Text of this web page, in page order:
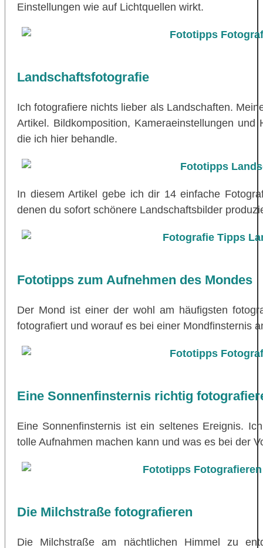
Einstellungen wie auf Lichtquellen wirkt.
Landschaftsfotografie
Ich fotografiere nichts lieber als Landschaften.
Artikel. Bildkomposition, Kameraeinstellungen
die ich hier behandle.
In diesem Artikel gebe ich dir 14 einfache
denen du sofort schönere Landschaftsbilder
Fototipps zum Aufnehmen des Mondes
Der Mond ist einer der wohl am häufigsten
fotografiert und worauf es bei einer Mondfinsternis
Eine Sonnenfinsternis richtig
Eine Sonnenfinsternis ist ein seltenes Ereignis.
tolle Aufnahmen machen kann und was es bei der
Die Milchstraße fotografieren
Die Milchstraße am nächtlichen Himmel zu